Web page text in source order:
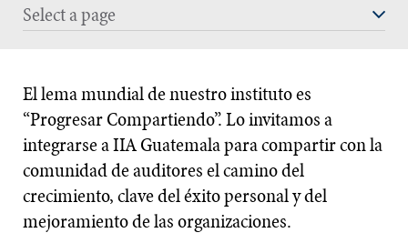
Select a page
El lema mundial de nuestro instituto es
“Progresar Compartiendo”. Lo invitamos a
integrarse a IIA Guatemala para compartir con la
comunidad de auditores el camino del
crecimiento, clave del éxito personal y del
mejoramiento de las organizaciones.